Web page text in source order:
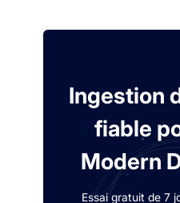
Ingestion
fiable
Modern
Essai gratuit de 7